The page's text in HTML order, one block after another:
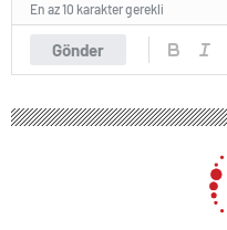
Gönder
En az 10 karakter gerekli